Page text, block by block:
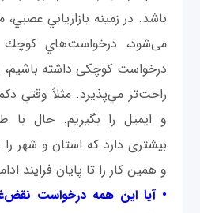
باشد. در زمينه بازاريابي
می‌شود، درخواست‌هاي
درخواست كوچكی داشته باشيم،
راحت‌تر مي‌پذيرد. مثلاً وقتي
و ايميل را بگيريم. حال با
بيشتری دارد كه استان و شهر
و همين کار را تا پایان فرایند
• آيا اين همه درخواست